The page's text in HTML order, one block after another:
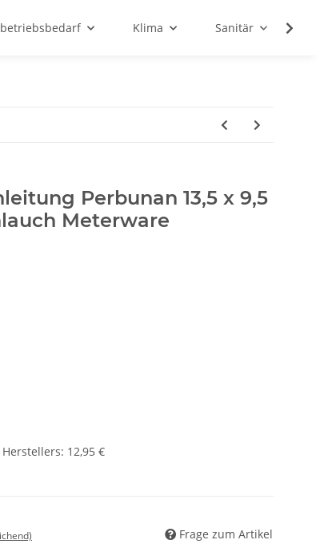
Klima Sanitär
Perbunan 13,5 x 9,5
Meterware
: 12,95 €
Frage zum Artikel